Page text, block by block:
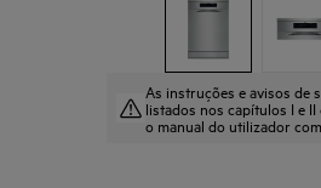
As instruções e avisos de
listados nos capítulos I e
o manual do utilizador